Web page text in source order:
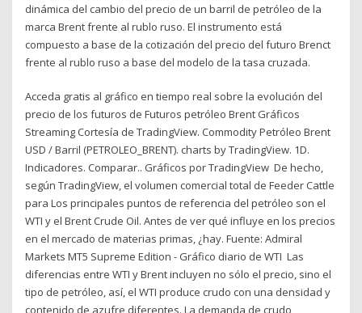
dinámica del cambio del precio de un barril de petróleo de la
marca Brent frente al rublo ruso. El instrumento está
compuesto a base de la cotización del precio del futuro Brenct
frente al rublo ruso a base del modelo de la tasa cruzada.
Acceda gratis al gráfico en tiempo real sobre la evolución del
precio de los futuros de Futuros petróleo Brent Gráficos
Streaming Cortesía de TradingView. Commodity Petróleo Brent
USD / Barril (PETROLEO_BRENT). charts by TradingView. 1D.
Indicadores. Comparar.. Gráficos por TradingView De hecho,
según TradingView, el volumen comercial total de Feeder Cattle
para Los principales puntos de referencia del petróleo son el
WTI y el Brent Crude Oil. Antes de ver qué influye en los precios
en el mercado de materias primas, ¿hay. Fuente: Admiral
Markets MT5 Supreme Edition - Gráfico diario de WTI Las
diferencias entre WTI y Brent incluyen no sólo el precio, sino el
tipo de petróleo, así, el WTI produce crudo con una densidad y
contenido de azufre diferentes. La demanda de crudo